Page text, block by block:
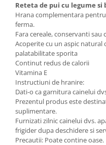
Reteta de pui cu legume si
Hrana complementara
ferma.
Fara cereale, conservanti
Acoperite cu un aspic natural
palatabilitate sporita
Continut redus de calorii
Vitamina E
Instructiuni de hranire:
Dati-o ca garnitura cainelui
Prezentul produs este
suplimentare.
Furnizati zilnic cainelui dvs.
frigider dupa deschidere si
Precautii: Poate contine oase.